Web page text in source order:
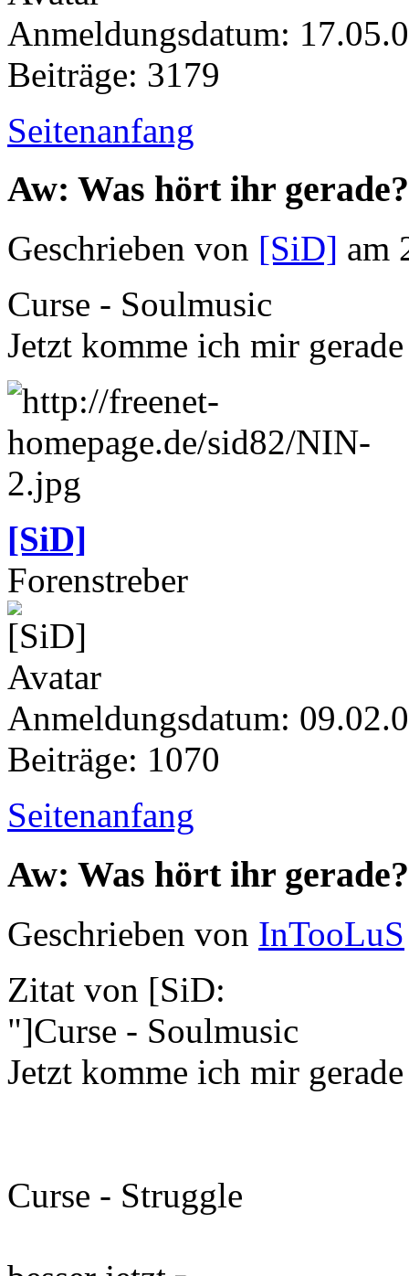
Anmeldungsdatum:
Beiträge: 3179
Seitenanfang
Aw: Was hört ihr gerade?
Geschrieben von [SiD] am
Curse - Soulmusic
Jetzt komme ich mir
[SiD]
Forenstreber
Anmeldungsdatum:
Beiträge: 1070
Seitenanfang
Aw: Was hört ihr gerade?
Geschrieben von InTooLuS
Zitat von [SiD:
"]Curse - Soulmusic
Jetzt komme ich mir
Curse - Struggle